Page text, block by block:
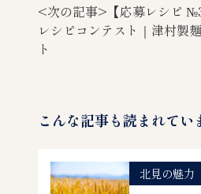
<次の記事>【応募レシピ
レシピコンテスト｜津村製
ト
こんな記事も読まれてい
北見の魅力